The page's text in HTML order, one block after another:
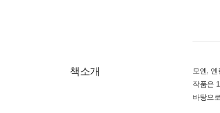
책소개
모옌,
작품은
바탕으